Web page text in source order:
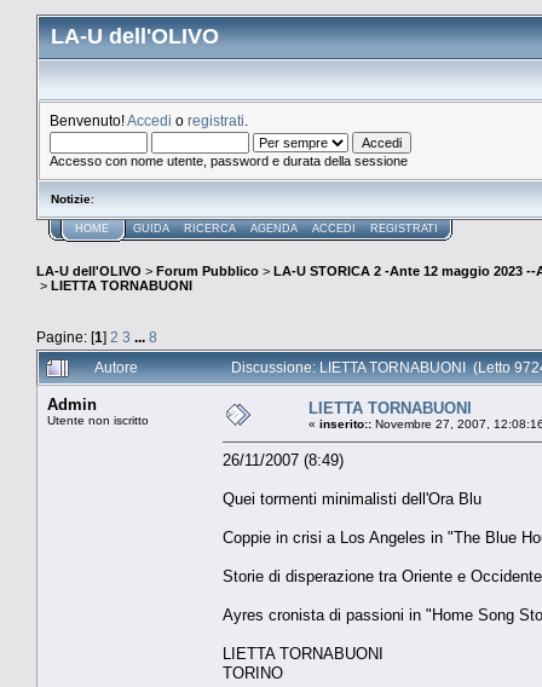
LA-U dell'OLIVO
Benvenuto!Accedi o registrati
Accesso con nome utente, password e durata della sessione
Notizie:
HOME GUIDA RICERCA AGENDA ACCEDI REGISTRATI
LA-U dell'OLIVO > Forum Pubblico > LA-U STORICA 2 -Ante 12 maggio 2023 --
> LIETTA TORNABUONI
Pagine: [1] 2 3 ... 8
Autore
Discussione: LIETTA TORNABUONI (Letto
Admin
Utente non iscritto
LIETTA TORNABUONI
« inserito:: Novembre 27, 2007,
26/11/2007 (8:49)
Quei tormenti minimalisti dell'Ora Blu
Coppie in crisi a Los Angeles in "The Blue
Storie di disperazione tra Oriente e
Ayres cronista di passioni in "Home Song
LIETTA TORNABUONI
TORINO